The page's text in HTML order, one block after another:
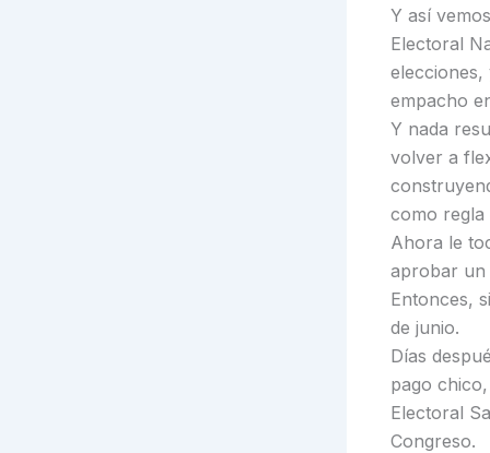
Y así
Electoral
elecciones,
empacho
Y nada
volver a
como regla
Ahora le
aprobar un
Entonces,
de junio.
Días
pago
Electoral
Congreso.